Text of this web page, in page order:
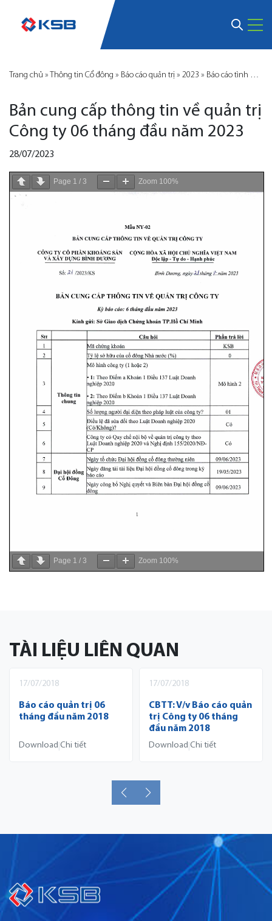
Trang chủ » Thông tin Cổ đông » Báo cáo quản trị » 2023 » Báo cáo tình hình quản trị
Bản cung cấp thông tin về quản trị
Công ty 06 tháng đầu năm 2023
28/07/2023
Page 1 / 3 Zoom 100%
Page 1 / 3 Zoom 100%
TÀI LIỆU LIÊN QUAN
17/07/2018
Báo cáo quản trị 06
tháng đầu năm 2018
Download Chi tiết
17/07/2018
CBTT: V/v Báo cáo quản
trị Công ty 06 tháng
đầu năm 2018
Download Chi tiết